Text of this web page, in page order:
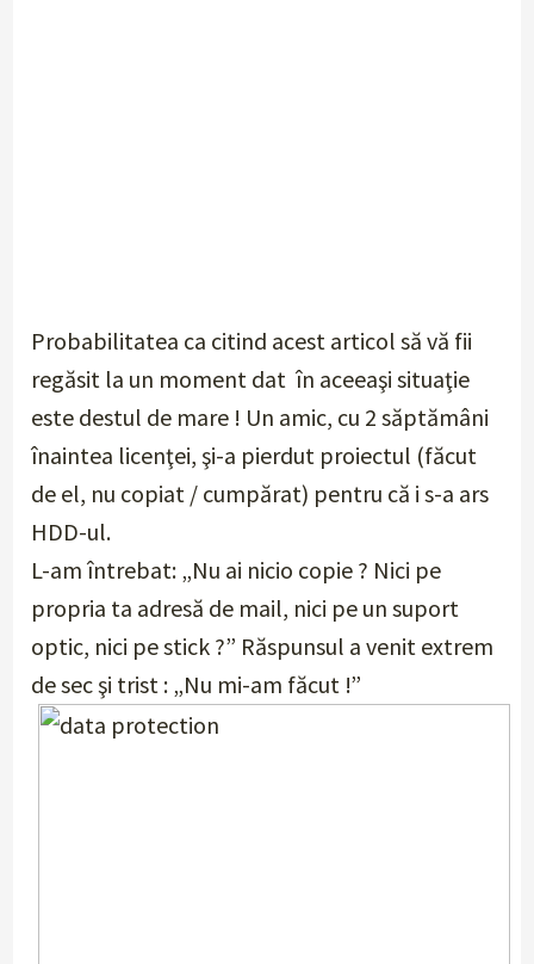
Probabilitatea ca citind acest articol să vă fii
regăsit la un moment dat în aceeaşi situaţie
este destul de mare ! Un amic, cu 2 săptămâni
înaintea licenţei, şi-a pierdut proiectul (făcut
de el, nu copiat / cumpărat) pentru că i s-a ars
HDD-ul.
L-am întrebat: „Nu ai nicio copie ? Nici pe
propria ta adresă de mail, nici pe un suport
optic, nici pe stick ?” Răspunsul a venit extrem
de sec şi trist : „Nu mi-am făcut !”